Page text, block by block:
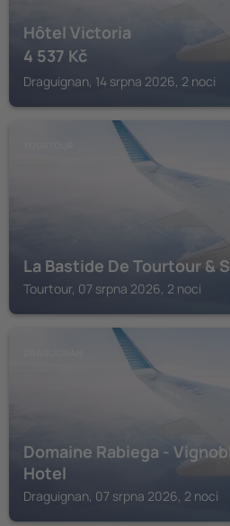
Hôtel Victoria
4 537 Kč
Draguignan, 14 srpna 2026, 2 noci
La Bastide De Tourtour &
Tourtour, 07 srpna 2026, 2 noci
Domaine Rabiega -
Hotel
Draguignan, 07 srpna 2026, 2 noci